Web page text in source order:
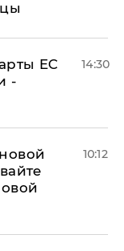
ЕС
-
14:30
10:12